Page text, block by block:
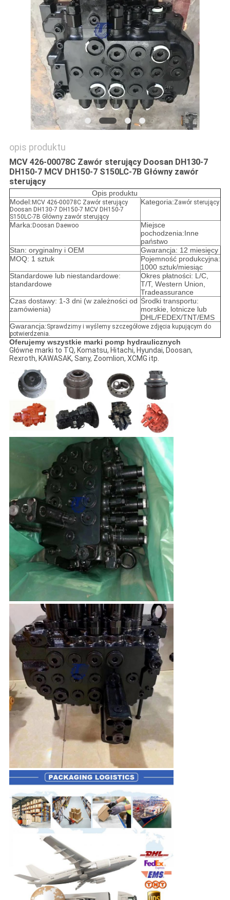
WSZYSTKIE
PRZYPADKI
POPROSIĆ
O
WYCENĘ
SITEMAP
POLITYKA
PRYWATNOŚCI
opis produktu
MCV 426-00078C Zawór sterujący Doosan DH130-7
DH150-7 MCV DH150-7 S150LC-7B Główny zawór
sterujący
Opis produktu
Model: MCV 426-00078C Zawór sterujący
Doosan DH130-7 DH150-7 MCV DH150-7
S150LC-7B Główny zawór sterujący
Kategoria:Zawór sterujący
Marka: Doosan Daewoo
Miejsce
pochodzenia:Inne
państwo
Stan: oryginalny i OEM
Gwarancja: 12 miesięcy
MOQ: 1 sztuk
Pojemność produkcyjna:
1000 sztuk/miesiąc
Standardowe lub niestandardowe:
standardowe
Okres płatności: L/C,
T/T, Western Union,
Tradeassurance
Czas dostawy: 1-3 dni (w zależności od
zamówienia)
Środki transportu:
morskie, lotnicze lub
DHL/FEDEX/TNT/EMS
Gwarancja:Sprawdzimy i wyślemy szczegółowe zdjęcia kupującym do
potwierdzenia.
Oferujemy wszystkie marki pomp hydraulicznych
Główne marki to TQ, Komatsu, Hitachi, Hyundai, Doosan,
Rexroth, KAWASAK, Sany, Zoomlion, XCMG itp.